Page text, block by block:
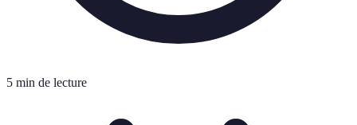
5 min de lecture